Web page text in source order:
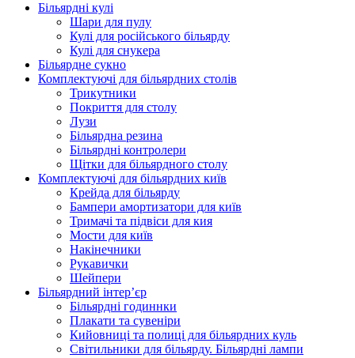
Більярдні кулі
Шари для пулу
Кулі для російського більярду
Кулі для снукера
Більярдне сукно
Комплектуючі для більярдних столів
Трикутники
Покриття для столу
Лузи
Більярдна резина
Більярдні контролери
Щітки для більярдного столу
Комплектуючі для більярдних київ
Крейда для більярду
Бампери амортизатори для київ
Тримачі та підвіси для кия
Мости для київ
Накінечники
Рукавички
Шейпери
Більярдний інтер’єр
Більярдні годиннки
Плакати та сувеніри
Кийовниці та полиці для більярдних куль
Світильники для більярду. Більярдні лампи